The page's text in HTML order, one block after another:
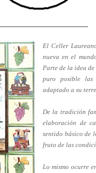
ElCeller
nueva en el
Parte de la idea
puro posible las
adaptado a su
De la tradición
elaboración de
sentido básico de
fruto de las
Lo mismo ocurre